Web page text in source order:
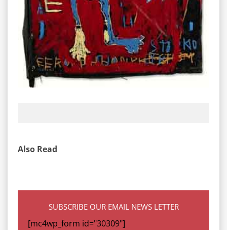
Also Read
SUBSCRIBE OUR EMAIL NEWS LETTER
[mc4wp_form id="30309"]